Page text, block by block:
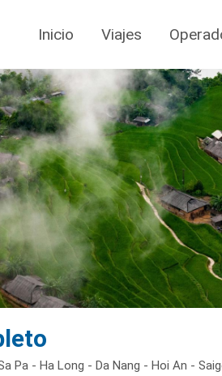
Inicio Viajes
Pa - Ha Long - Da Nang - Hoi An -